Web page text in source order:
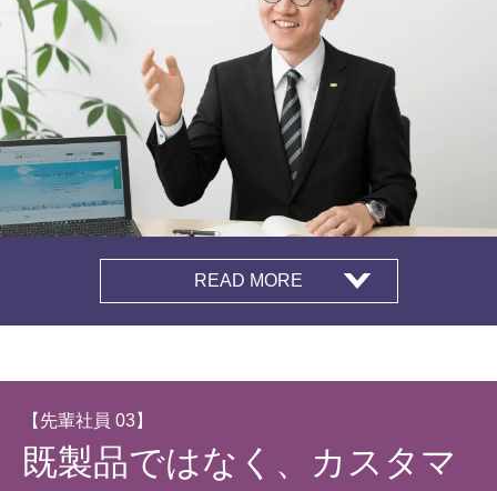
READ MORE
【先輩社員 03】
既製品ではなく、カスタマ